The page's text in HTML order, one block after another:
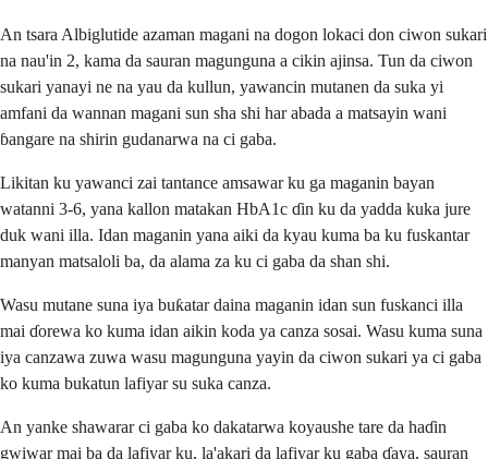
An tsara Albiglutide azaman magani na dogon lokaci don ciwon sukari
na nau'in 2, kama da sauran magunguna a cikin ajinsa. Tun da ciwon
sukari yanayi ne na yau da kullun, yawancin mutanen da suka yi
amfani da wannan magani sun sha shi har abada a matsayin wani
ɓangare na shirin gudanarwa na ci gaba.
Likitan ku yawanci zai tantance amsawar ku ga maganin bayan
watanni 3-6, yana kallon matakan HbA1c ɗin ku da yadda kuka jure
duk wani illa. Idan maganin yana aiki da kyau kuma ba ku fuskantar
manyan matsaloli ba, da alama za ku ci gaba da shan shi.
Wasu mutane suna iya buƙatar daina maganin idan sun fuskanci illa
mai ɗorewa ko kuma idan aikin koda ya canza sosai. Wasu kuma suna
iya canzawa zuwa wasu magunguna yayin da ciwon sukari ya ci gaba
ko kuma bukatun lafiyar su suka canza.
An yanke shawarar ci gaba ko dakatarwa koyaushe tare da haɗin
gwiwar mai ba da lafiyar ku, la'akari da lafiyar ku gaba ɗaya, sauran